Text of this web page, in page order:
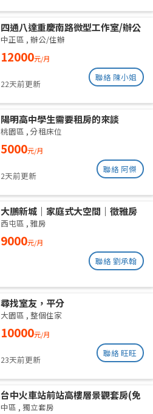
四通八達重慶南路微型工作室/辦公
室出租
中正區 , 辦公/住辦
12000元/月
22天前更新
聯絡 陳小姐
陽明高中學生需要租房的來談
桃園區 , 分租床位
5000元/月
2天前更新
聯絡 阿傑
大鵬新城｜家庭式大空間｜徵雅房
室友 1 人
西屯區 , 雅房
9000元/月
聯絡 劉承翰
尋找室友，平分
大園區 , 整個住家
10000元/月
23天前更新
聯絡 旺旺
台中火車站前站高樓層景觀套房(免
仲介費)
中區 , 獨立套房